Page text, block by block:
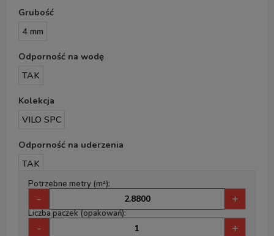
Grubość
4 mm
Odporność na wodę
TAK
Kolekcja
VILO SPC
Odporność na uderzenia
TAK
Potrzebne metry (m²):
- +
Liczba paczek (opakowań):
- +